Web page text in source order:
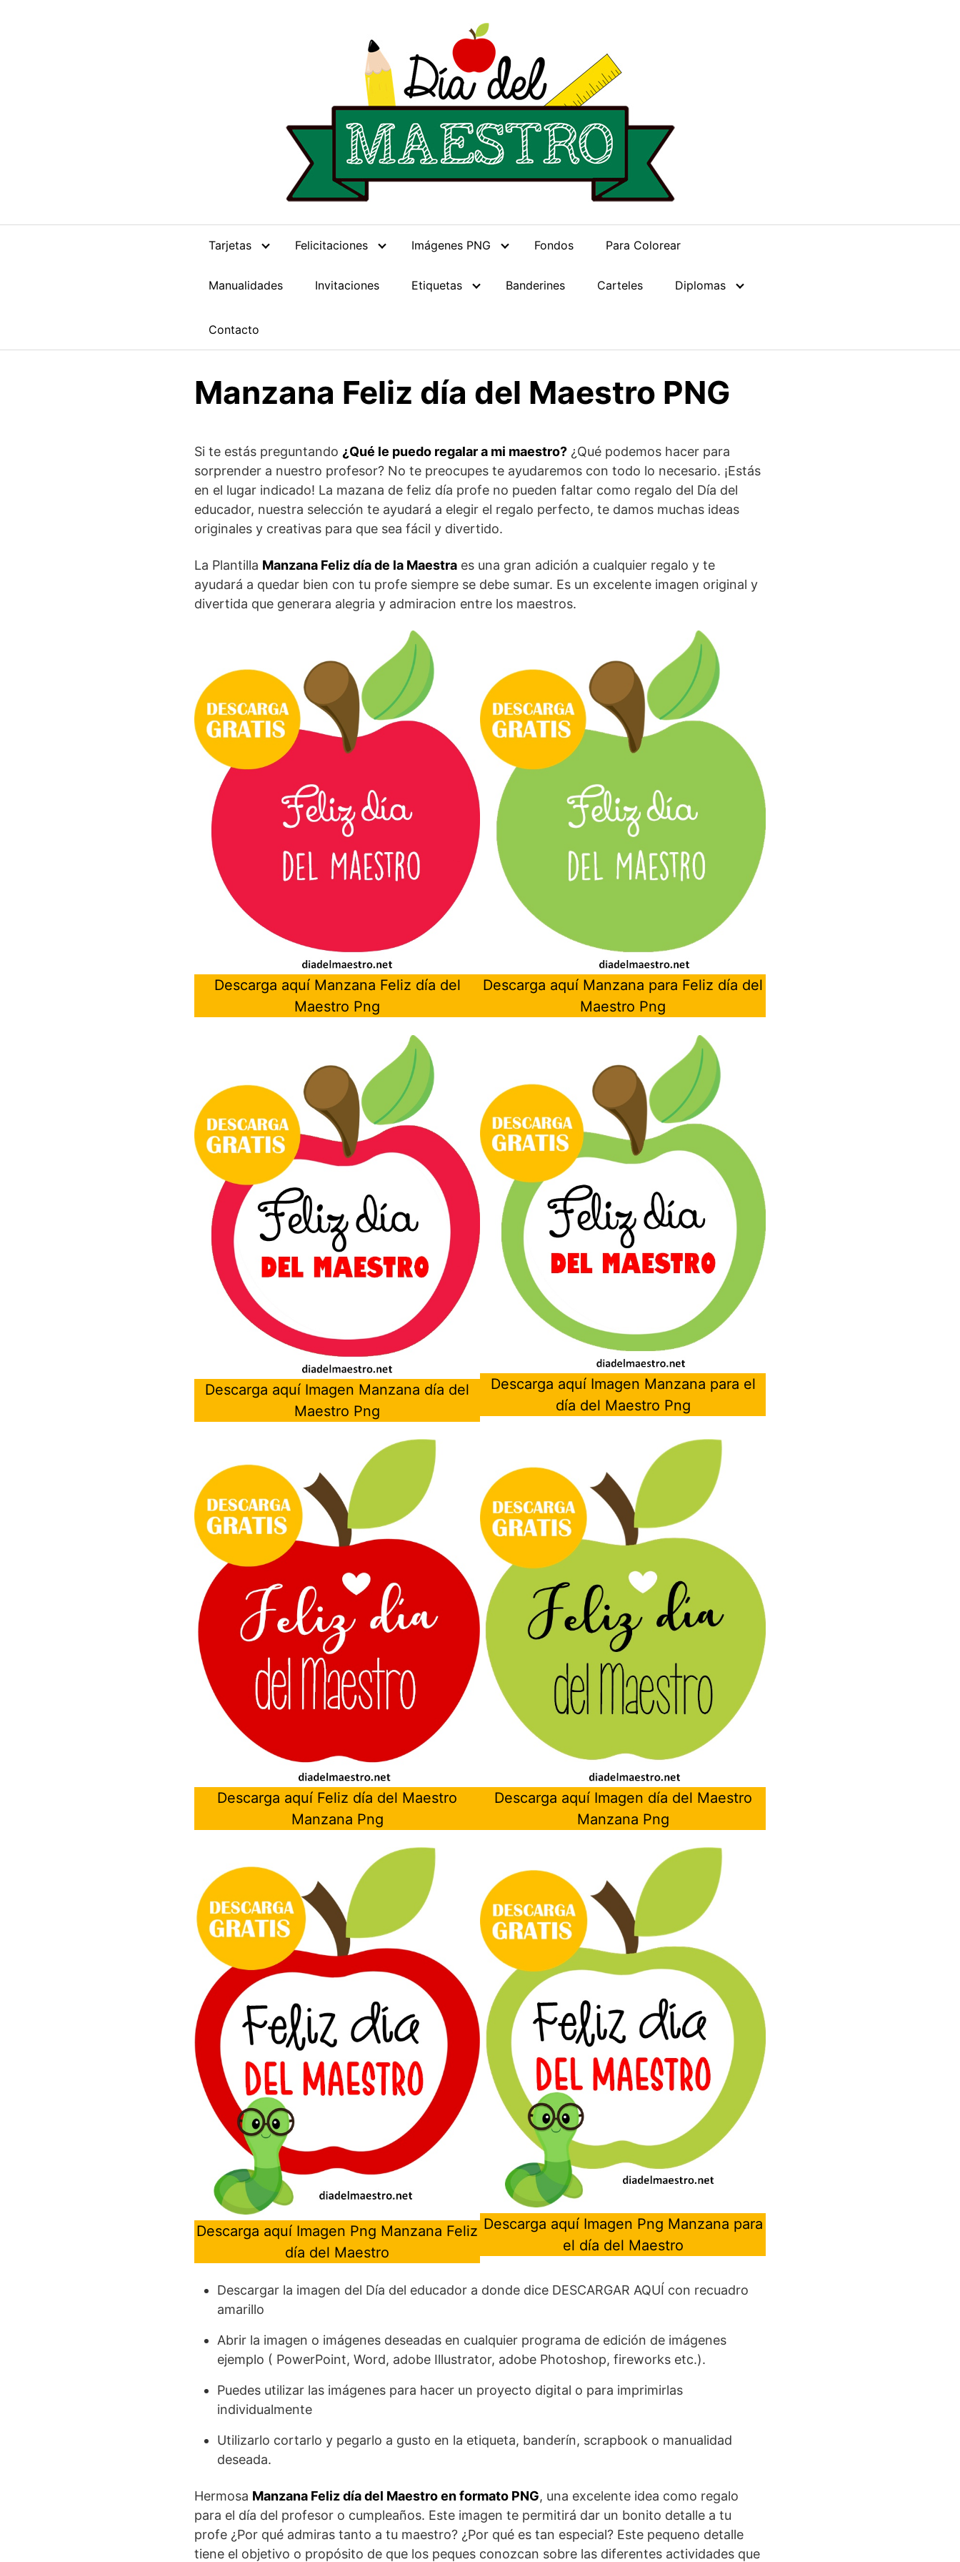
Tarjetas Felicitaciones Imágenes PNG Fondos Para Colorear
Manualidades Invitaciones Etiquetas Banderines Carteles Diplomas
Contacto
Manzana Feliz día del Maestro PNG
Si te estás preguntando ¿Qué le puedo regalar a mi maestro? ¿Qué podemos hacer para
sorprender a nuestro profesor? No te preocupes te ayudaremos con todo lo necesario. ¡Estás
en el lugar indicado! La mazana de feliz día profe no pueden faltar como regalo del Día del
educador, nuestra selección te ayudará a elegir el regalo perfecto, te damos muchas ideas
originales y creativas para que sea fácil y divertido.
La Plantilla Manzana Feliz día de la Maestra es una gran adición a cualquier regalo y te
ayudará a quedar bien con tu profe siempre se debe sumar. Es un excelente imagen original y
divertida que generara alegria y admiracion entre los maestros.
Descarga aquí Manzana Feliz día del
Maestro Png
Descarga aquí Manzana para Feliz día del
Maestro Png
Descarga aquí Imagen Manzana día del
Maestro Png
Descarga aquí Imagen Manzana para el
día del Maestro Png
Descarga aquí Feliz día del Maestro
Manzana Png
Descarga aquí Imagen día del Maestro
Manzana Png
Descarga aquí Imagen Png Manzana Feliz
día del Maestro
Descarga aquí Imagen Png Manzana para
el día del Maestro
Descargar la imagen del Día del educador a donde dice DESCARGAR AQUÍ con recuadro
amarillo
Abrir la imagen o imágenes deseadas en cualquier programa de edición de imágenes
ejemplo ( PowerPoint, Word, adobe Illustrator, adobe Photoshop, fireworks etc.).
Puedes utilizar las imágenes para hacer un proyecto digital o para imprimirlas
individualmente
Utilizarlo cortarlo y pegarlo a gusto en la etiqueta, banderín, scrapbook o manualidad
deseada.
Hermosa Manzana Feliz día del Maestro en formato PNG, una excelente idea como regalo
para el día del profesor o cumpleaños. Este imagen te permitirá dar un bonito detalle a tu
profe ¿Por qué admiras tanto a tu maestro? ¿Por qué es tan especial? Este pequeno detalle
tiene el objetivo o propósito de que los peques conozcan sobre las diferentes actividades que